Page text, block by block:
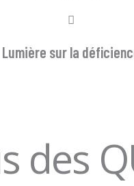
Lumière sur la
des